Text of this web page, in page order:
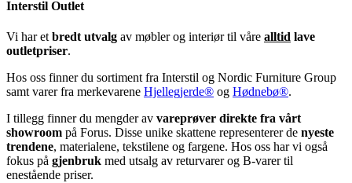
Interstil Outlet
Vi har et bredt utvalg av møbler og interiør til våre alltid lave
outletpriser.
Hos oss finner du sortiment fra Interstil og Nordic Furniture Group
samt varer fra merkevarene Hjellegjerde® og Hødnebø®.
I tillegg finner du mengder av vareprøver direkte fra vårt
showroom på Forus. Disse unike skattene representerer de nyeste
trendene, materialene, tekstilene og fargene. Hos oss har vi også
fokus på gjenbruk med utsalg av returvarer og B-varer til
enestående priser.